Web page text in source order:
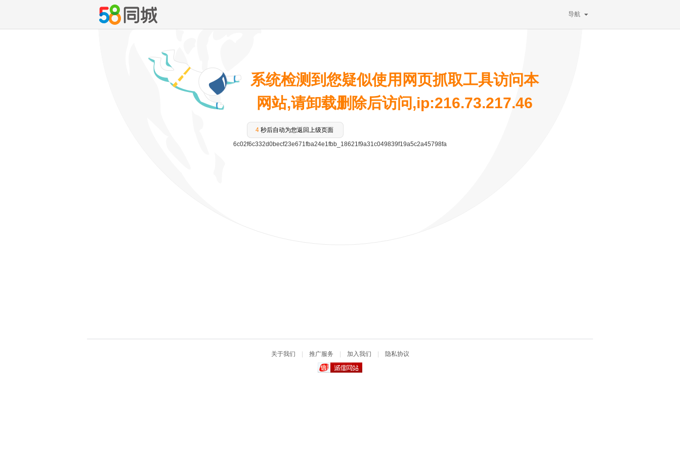
导航
系统检测到您疑似使用网页抓取工具访问本
网站,请卸载删除后访问,ip:216.73.217.46
3 秒后自动为您返回上级页面
6c02f6c332d0becf23e671fba24e1fbb_18621f9a31c049839f19a5c2a45798fa
关于我们 推广服务 加入我们 隐私协议